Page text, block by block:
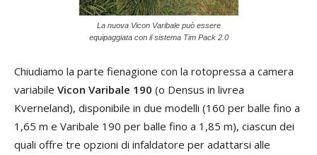
La nuova Vicon Varibale può essere
equipaggiata con il sistema Tim Pack 2.0
Chiudiamo la parte fienagione con la rotopressa a camera
variabile Vicon Varibale 190 (o Densus in livrea
Kverneland), disponibile in due modelli (160 per balle fino a
1,65 m e Varibale 190 per balle fino a 1,85 m), ciascun dei
quali offre tre opzioni di infaldatore per adattarsi alle